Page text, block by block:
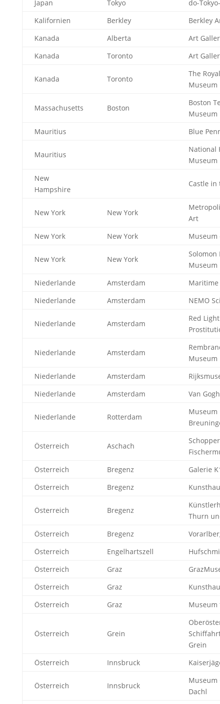
Japan Tokyo
do-
Kalifornien
Berkley
Berkley
Kanada
Alberta
Art
Kanada
Toronto Art
Kanada Toronto
The
Museum
Massachusetts Boston
Boston
Museum
Mauritius
Blue
Mauritius
National
Museum
New
Hampshire
Castle in
New York New York
Art
New York
New York
New York New York
Solomon
Museum
Niederlande
Amsterdam
Niederlande
Amsterdam NEMO
Niederlande Amsterdam
Red
Niederlande Amsterdam
Museum
Niederlande
Amsterdam
Niederlande
Amsterdam Van
Niederlande Rotterdam
Museum
Österreich Aschach
Österreich
Bregenz
Galerie
Österreich
Bregenz
Österreich Bregenz
Thurn
Österreich
Bregenz
Österreich
Engelhartszell
Österreich
Graz
Österreich
Graz
Österreich
Graz Museum
Österreich Grein
Grein
Österreich
Innsbruck
Österreich Innsbruck
Museum
Dachl